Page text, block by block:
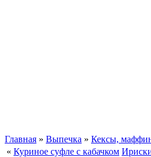
Главная » Выпечка » Кексы,
« Куриное суфле с кабачком